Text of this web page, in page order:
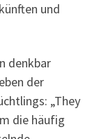
und
denkbar
der
„They
die häufig